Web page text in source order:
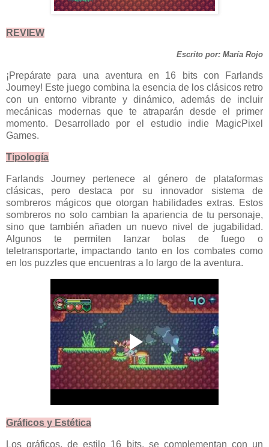
REVIEW
Escrito por: María Rojo
¡Prepárate para una aventura en 16 bits con Farlands
Journey! Este juego combina la esencia de los clásicos retro
con un entorno vibrante y dinámico, además de incluir
mecánicas modernas que te atraparán desde el primer
momento. Desarrollado por el estudio indie MagicPixel
Games.
Tipología
Farlands Journey pertenece al género de plataformas
clásicas, pero destaca por su innovador sistema de
sombreros mágicos que otorgan habilidades extras. Estos
sombreros no solo cambian la apariencia de tu personaje,
sino que también añaden un nuevo nivel de jugabilidad.
Algunos te permiten lanzar bolas de fuego o
teletransportarte, impactando tanto en los combates como
en los puzzles que encuentras a lo largo de la aventura.
Gráficos y Estética
Los gráficos, de estilo 16 bits, se complementan con un